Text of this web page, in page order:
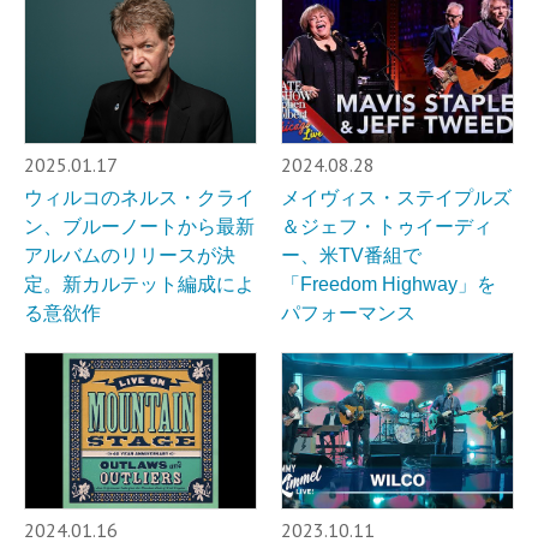
2025.01.17
ウィルコのネルス・クライ
ン、ブルーノートから最新
アルバムのリリースが決
定。新カルテット編成によ
る意欲作
2024.08.28
メイヴィス・ステイプルズ
＆ジェフ・トゥイーディ
ー、米TV番組で
「Freedom Highway」を
パフォーマンス
2024.01.16 2023.10.11